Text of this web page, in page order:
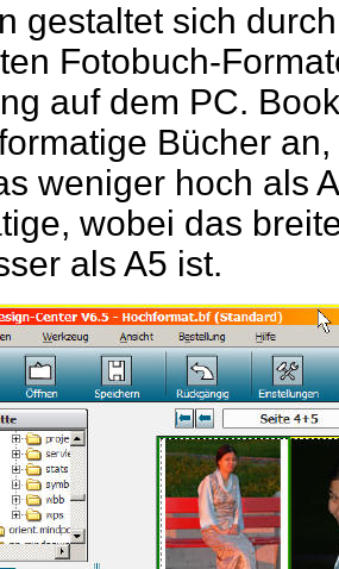
gestaltet sich
Fotobuch-
auf dem PC.
Bücher
weniger hoch als
wobei das
als A5 ist.